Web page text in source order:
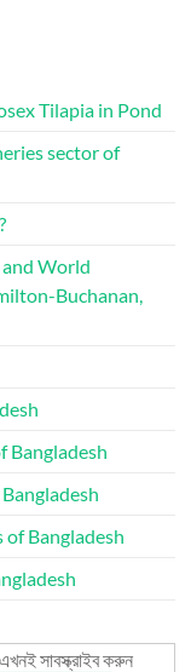
Tilapia in Pond
sector of
World
Buchanan,
Bangladesh
of Bangladesh
সাবস্ক্রাইব করুন